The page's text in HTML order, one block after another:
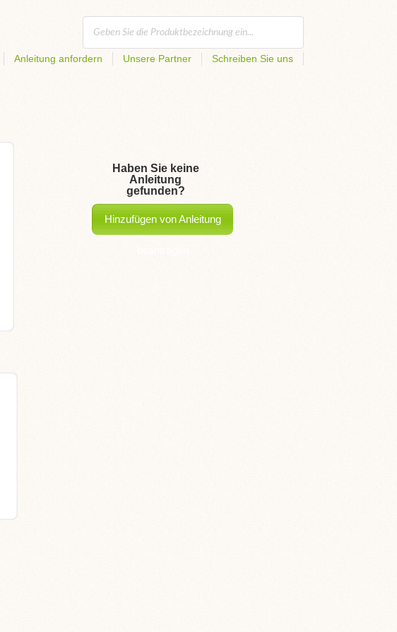
Anleitung anfordern Unsere Partner Schreiben Sie uns
Haben Sie keine
Anleitung
gefunden?
Hinzufügen von Anleitung